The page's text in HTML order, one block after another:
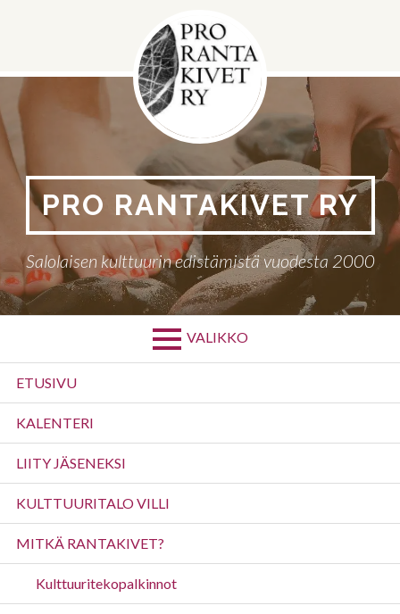
PRO RANTAKIVET RY
Salolaisen kulttuurin edistämistä vuodesta 2000
VALIKKO
Ensisijainen
valikko
ETUSIVU
KALENTERI
LIITY JÄSENEKSI
KULTTUURITALO VILLI
MITKÄ RANTAKIVET?
Kulttuuritekopalkinnot